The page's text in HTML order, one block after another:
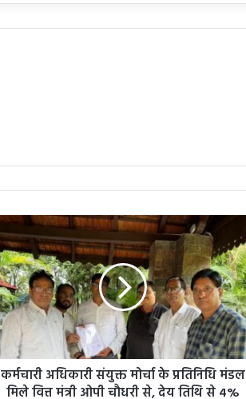
कर्मचारी अधिकारी संयुक्त मोर्चा के प्रतिनिधि मंडल
मिले वित्त मंत्री ओपी चौधरी से, देय तिथि से 4%